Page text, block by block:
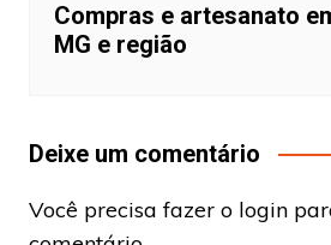
Compras e artesanato
MG e região
Deixe um comentário
Você precisa fazer o login